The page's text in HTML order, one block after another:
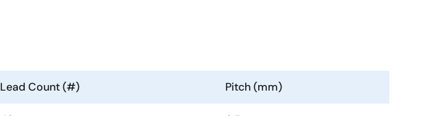
Lead Count (#) Pitch (mm)